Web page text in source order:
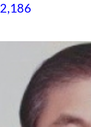
2,186